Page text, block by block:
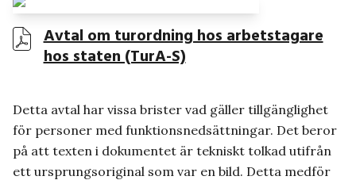
Avtal om turordning hos arbetstagare
hos staten (TurA-S)
Detta avtal har vissa brister vad gäller tillgänglighet
för personer med funktionsnedsättningar. Det beror
på att texten i dokumentet är tekniskt tolkad utifrån
ett ursprungsoriginal som var en bild. Detta medför